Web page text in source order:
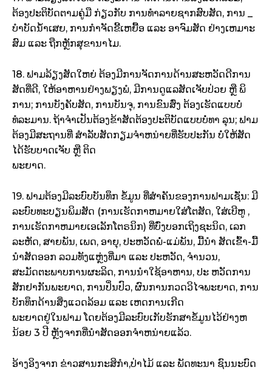
ຕ້ອງປະຕິບັດຕາມຄູ່ມື ກ່ຽວກັບ ການທໍາລາຍຊາກສົບສັດ, ການ _
ບໍາບັດນ້ໍາເສຍ, ການກໍາຈັດຂີ້ເຫຍື້ອ ແລະ ອາຈົມສັດ ຢ່າງເຫມາະ
ສົມ ແລະ ຖືກຫຼັກສຸຂານາໄມ.
18. ຟາມລ້ຽງສັດໃຫຍ່ ຕ້ອງມີການຈັດການດ້ານສະຫວັດດີການ
ສັດທີ່ດີ, ໃຫ້ອາຫານຢ່າງພຽງພໍ, ມີການດູແລສັດເຈັບປ່ວຍ ຫຼື ພິ
ການ; ການບັງຄັບສັດ, ການບັນຈຸ, ການຂົນສົ່ງ ຕ້ອງເຮັດແບບບໍ່
ທໍລະມານ. ຖ້າຈໍາເປັນຕ້ອງຂ້າສັດຕ້ອງປະຕິບັດແບບບໍ່ທາ ລຸນ; ຟາມ
ຕ້ອງມີສະຖານທີ່ ສໍາລັບສັດກຽມຈໍາຫນ່າຍທີ່ຮັບປະກັນ ບໍ່ໃຫ້ສັດ
ໄດ້ຮັບບາດເຈັບ ຫຼື ຕິດ
ພະຍາດ.
19. ຟາມຕ້ອງມີລະບົບບັນທຶກ ຂໍ້ມູນ ທີ່ສໍາຄັນຂອງການຟາມເຊັ່ນ: ມີ
ລະບົບທະບຽນພິມສັດ (ການເຮັດກາຫມາຍໃສ່ໂຕສັດ, ໃສ່ເບີຫູ ,
ການເຮັດກາຫມາຍເອເລັກໂຕຣນິກ) ທີ່ບົ່ງບອກເຖິງຊະນິດ, ເລກ
ລະຫັດ, ສາຍພັນ, ເພດ, ອາຍຸ, ປະຫວັດພໍ່-ແມ່ພັນ, ມື້ນໍາ ສັດເຂົ້າ-ມື້
ນໍາສັດອອກ ລວມທັງແຫຼ່ງທີ່ມາ ແລະ ປະຫວັດ, ຈໍານວນ,
ສະມັດຕະພາບການຜະລິດ, ການນໍາໃຊ້ອາຫານ, ປະ ຫວັດການ
ສັກຢາກັນພະຍາດ, ການປິ່ນປົວ, ຜົນການກວດວິໄຈພະຍາດ, ການ
ບັກທຶກດ້ານສິ່ງແວດລ້ອມ ແລະ ເຫດການເກີດ
ພະຍາດຢູ່ໃນຟາມ ໂດຍຕ້ອງມີລະບົບເກັບຮັກສາຂໍ້ມູນໄວ້ຢ່າງຫ
ນ້ອຍ 3 ປີ ຫຼັງຈາກທີ່ນໍາສັດອອກຈໍາຫນ່າຍແລ້ວ.
ອ້າງອິງຈາກ ຂ່າວສານກະສິກຳ,ປ່າໄມ້ ແລະ ພັດທະນາ ຊົນນະບົດ